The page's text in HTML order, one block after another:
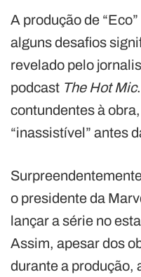
A produção de
alguns desafios
revelado pelo
podcast The Hot Mic
contundentes à
“inassistível” antes
o presidente da
lançar a série no
Assim, apesar dos
durante a produção,